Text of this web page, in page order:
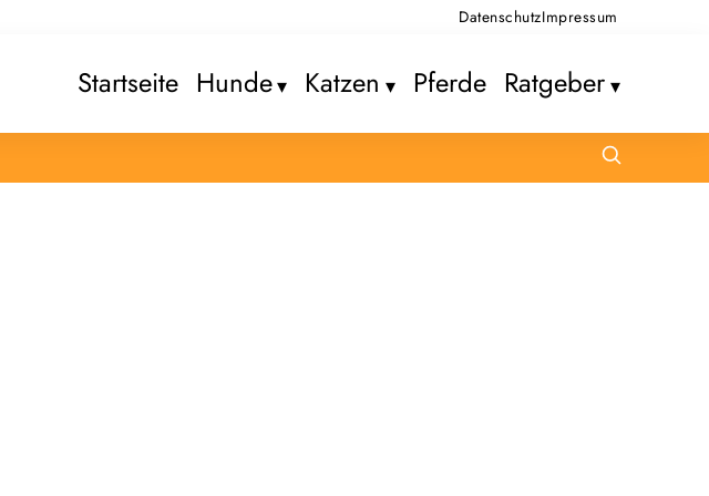
DatenschutzImpressum
Startseite Hunde Katzen Pferde Ratgeber